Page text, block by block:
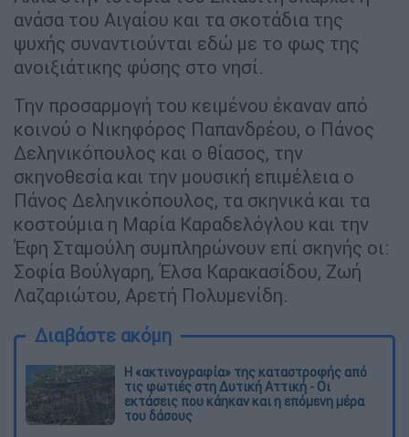
ανάσα του Αιγαίου και τα σκοτάδια της
ψυχής συναντιούνται εδώ με το φως της
ανοιξιάτικης φύσης στο νησί.
Την προσαρμογή του κειμένου έκαναν από
κοινού ο Νικηφόρος Παπανδρέου, ο Πάνος
Δεληνικόπουλος και ο θίασος, την
σκηνοθεσία και την μουσική επιμέλεια ο
Πάνος Δεληνικόπουλος, τα σκηνικά και τα
κοστούμια η Μαρία Καραδελόγλου και την
Έφη Σταμούλη συμπληρώνουν επί σκηνής οι:
Σοφία Βούλγαρη, Έλσα Καρακασίδου, Ζωή
Λαζαριώτου, Αρετή Πολυμενίδη.
Διαβάστε ακόμη
Η «ακτινογραφία» της καταστροφής από
τις φωτιές στη Δυτική Αττική - Οι
εκτάσεις που κάηκαν και η επόμενη μέρα
του δάσους